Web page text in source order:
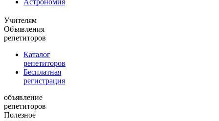
Учителям
Объявления
репетиторов
Каталог
репетиторов
Бесплатная
регистрация
объявление
репетиторов
Полезное